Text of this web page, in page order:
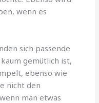
wenn es
sich passende
gemütlich ist,
ebenso wie
nicht den
man etwas